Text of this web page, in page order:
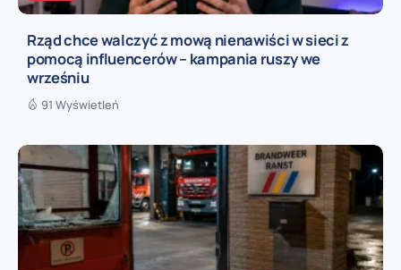
Rząd chce walczyć z mową nienawiści w sieci z
pomocą influencerów – kampania ruszy we
wrześniu
91 Wyświetleń